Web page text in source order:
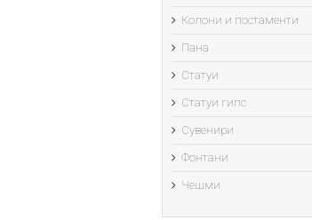
Колони и постаменти
Пана
Статуи
Статуи гипс
Сувенири
Фонтани
Чешми